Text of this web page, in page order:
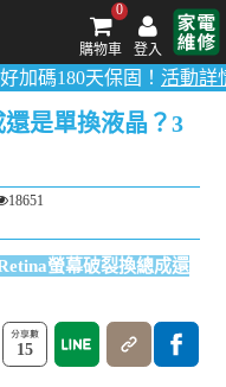
登入
0
購物車
機維修/價格 MacBook維修/價
保固！活動詳情請點我！
是單換液晶？3
18651
螢幕破裂換總成還
15